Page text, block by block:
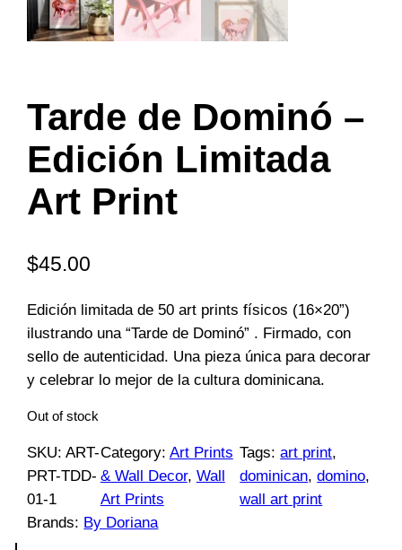
Tarde de Dominó –
Edición Limitada
Art Print
$45.00
Edición limitada de 50 art prints físicos (16×20”)
ilustrando una “Tarde de Dominó” . Firmado, con
sello de autenticidad. Una pieza única para decorar
y celebrar lo mejor de la cultura dominicana.
Out of stock
SKU: ART-
PRT-TDD-
01-1
Category: Art Prints
& Wall Decor, Wall
Art Prints
Tags:art print
dominican, domino
wall art print
Brands: By Doriana